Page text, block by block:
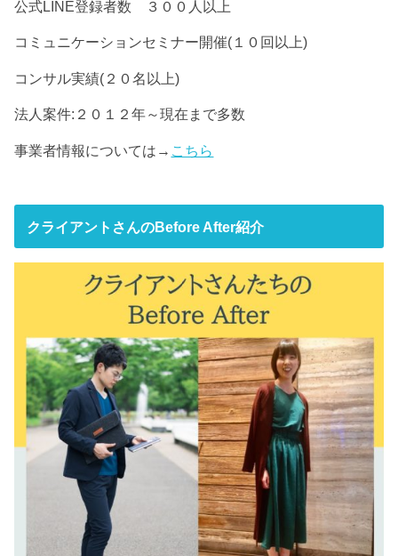
公式LINE登録者数 ３００人以上
コミュニケーションセミナー開催(１０回以上)
コンサル実績(２０名以上)
法人案件:２０１２年～現在まで多数
事業者情報については→ こちら
クライアントさんのBefore After紹介